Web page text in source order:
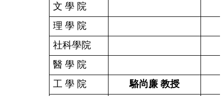
文 學 院
理 學 院
社科學院
醫 學 院
工 學 院 駱尚廉 教授